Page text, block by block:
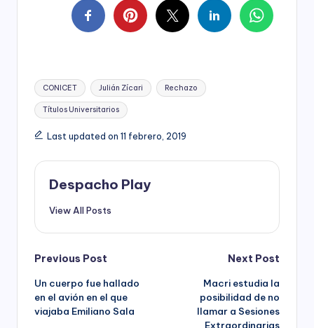
Tags:
CONICET Julián Zícari Rechazo
Títulos Universitarios
Last updated on 11 febrero, 2019
Despacho Play
View All Posts
Post
navigation
Previous Post
Un cuerpo fue hallado
en el avión en el que
viajaba Emiliano Sala
Next Post
Macri estudia la
posibilidad de no
llamar a Sesiones
Extraordinarias